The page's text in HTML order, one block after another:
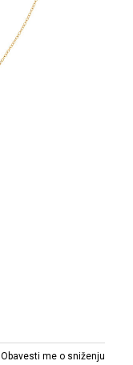
Obavesti me o sniženju